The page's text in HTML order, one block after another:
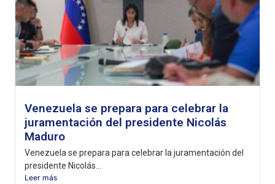
Venezuela se prepara para celebrar la
juramentación del presidente Nicolás
Maduro
Venezuela se prepara para celebrar la juramentación del
presidente Nicolás...
Leer más